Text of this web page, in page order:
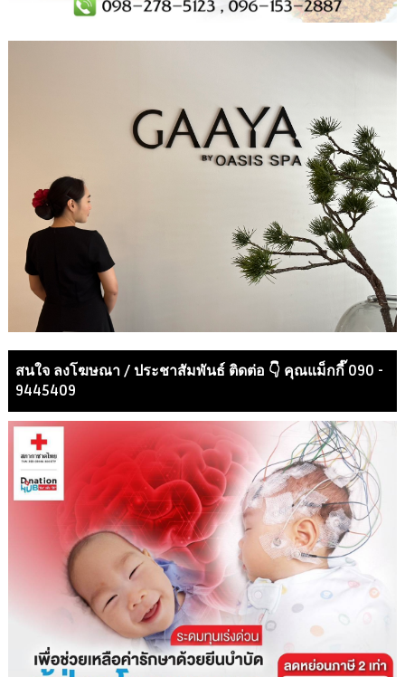
สนใจ ลงโฆษณา / ประชาสัมพันธ์ ติดต่อ 👇 คุณแม็กกี๊ 090 -
9445409